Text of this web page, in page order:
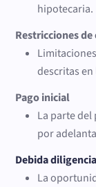
hipotecaria.
Restricciones
descritas
Pago inicial
La parte del
por
Debida diligencia
La